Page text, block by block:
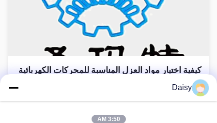
كيفية اختيار مواد العزل المناسبة للمحركات الكهربائية
2026-05-06
Daisy
3:50 AM